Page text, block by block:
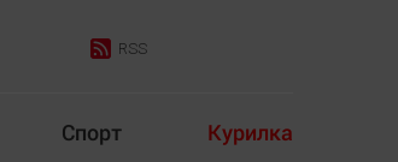
RSS
Спорт Курилка